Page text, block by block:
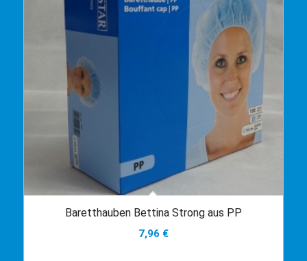
Baretthauben Bettina Strong aus PP
7,96 €